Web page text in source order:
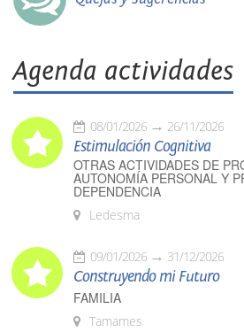
Agenda actividades
08/01/2026 26/11/2026
Estimulación Cognitiva
OTRAS ACTIVIDADES DE
AUTONOMÍA PERSONAL Y
DEPENDENCIA
Ledesma
09/01/2026 31/12/2026
Construyendo mi Futuro
FAMILIA
Tamames